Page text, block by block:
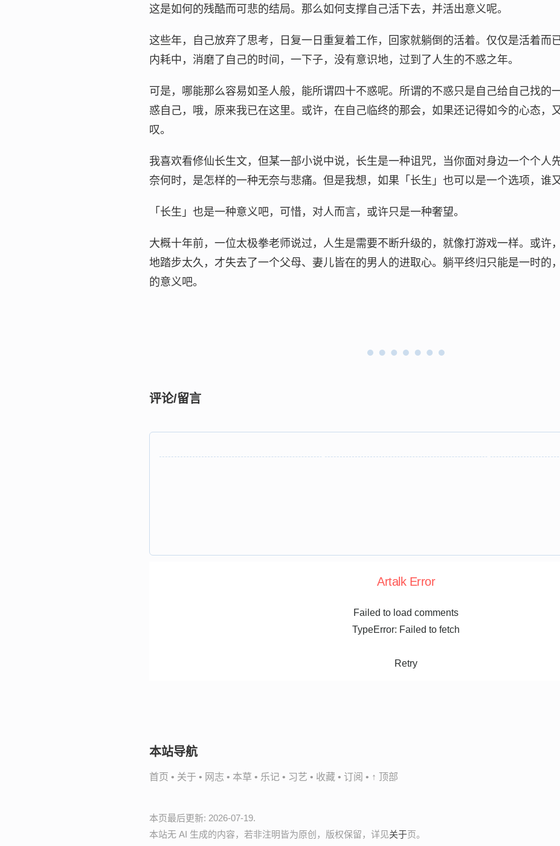
这是如何的残酷而可悲的结局。那么如何支撑自己活下去，并活出意义呢。
这些年，自己放弃了思考，日复一日重复着工作，回家就躺倒的活着。仅仅是活着而
内耗中，消磨了自己的时间，一下子，没有意识地，过到了人生的不惑之年。
可是，哪能那么容易如圣人般，能所谓四十不惑呢。所谓的不惑只是自己给自己找的
惑自己，哦，原来我已在这里。或许，在自己临终的那会，如果还记得如今的心态，
叹。
我喜欢看修仙长生文，但某一部小说中说，长生是一种诅咒，当你面对身边一个个人
奈何时，是怎样的一种无奈与悲痛。但是我想，如果「长生」也可以是一个选项，谁
「长生」也是一种意义吧，可惜，对人而言，或许只是一种奢望。
大概十年前，一位太极拳老师说过，人生是需要不断升级的，就像打游戏一样。或许
地踏步太久，才失去了一个父母、妻儿皆在的男人的进取心。躺平终归只能是一时的
的意义吧。
评论/留言
Artalk Error
Failed to load comments
TypeError: Failed to fetch
Retry
本站导航
首页 • 关于 • 网志 • 本草 • 乐记 • 习艺 • 收藏 • 订阅 • ↑ 顶部
本页最后更新: 2026-07-19.
本站无 AI 生成的内容，若非注明皆为原创，版权保留，详见关于页。